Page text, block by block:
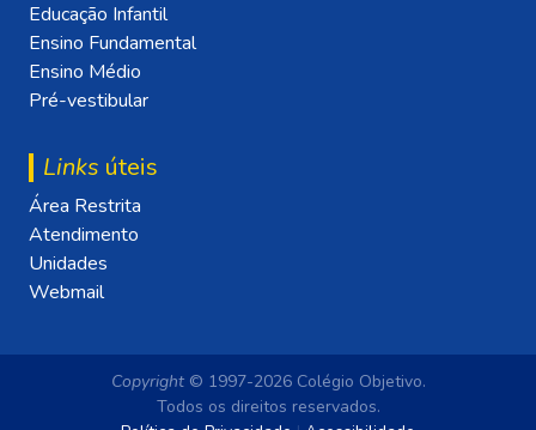
Educação Infantil
Ensino Fundamental
Ensino Médio
Pré-vestibular
Links úteis
Área Restrita
Atendimento
Unidades
Webmail
Copyright© 1997-2026 Colégio Objetivo.
Todos os direitos reservados.